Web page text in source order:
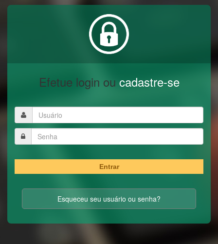
Efetue login ou cadastre-se
Entrar
Esqueceu seu usuário ou senha?